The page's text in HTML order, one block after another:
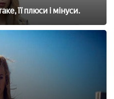
її плюси і мінуси.